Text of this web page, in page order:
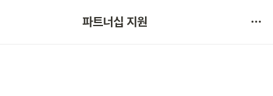
파트너십 지원
서비스 불만 사항 제보